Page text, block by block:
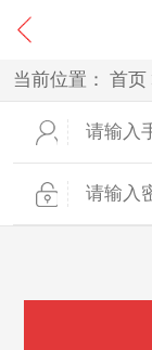
当前位置： 首页